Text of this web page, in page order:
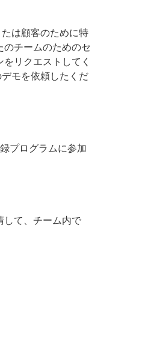
は顧客のために特
チームのためのセ
リクエストしてく
モを依頼したくだ
プログラムに参加
して、チーム内で